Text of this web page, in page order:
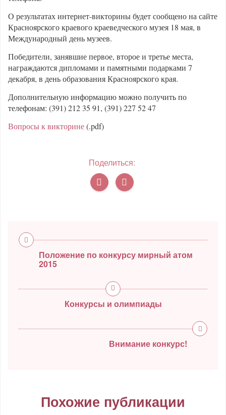
О результатах интернет-викторины будет сообщено на сайте
Красноярского краевого краеведческого музея 18 мая, в
Международный день музеев.
Победители, занявшие первое, второе и третье места,
награждаются дипломами и памятными подарками 7
декабря, в день образования Красноярского края.
Дополнительную информацию можно получить по
телефонам: (391) 212 35 91, (391) 227 52 47
Вопросы к викторине(.pdf)
Поделиться:
Положение по конкурсу мирный атом
2015
Конкурсы и олимпиады
Внимание конкурс!
Похожие публикации